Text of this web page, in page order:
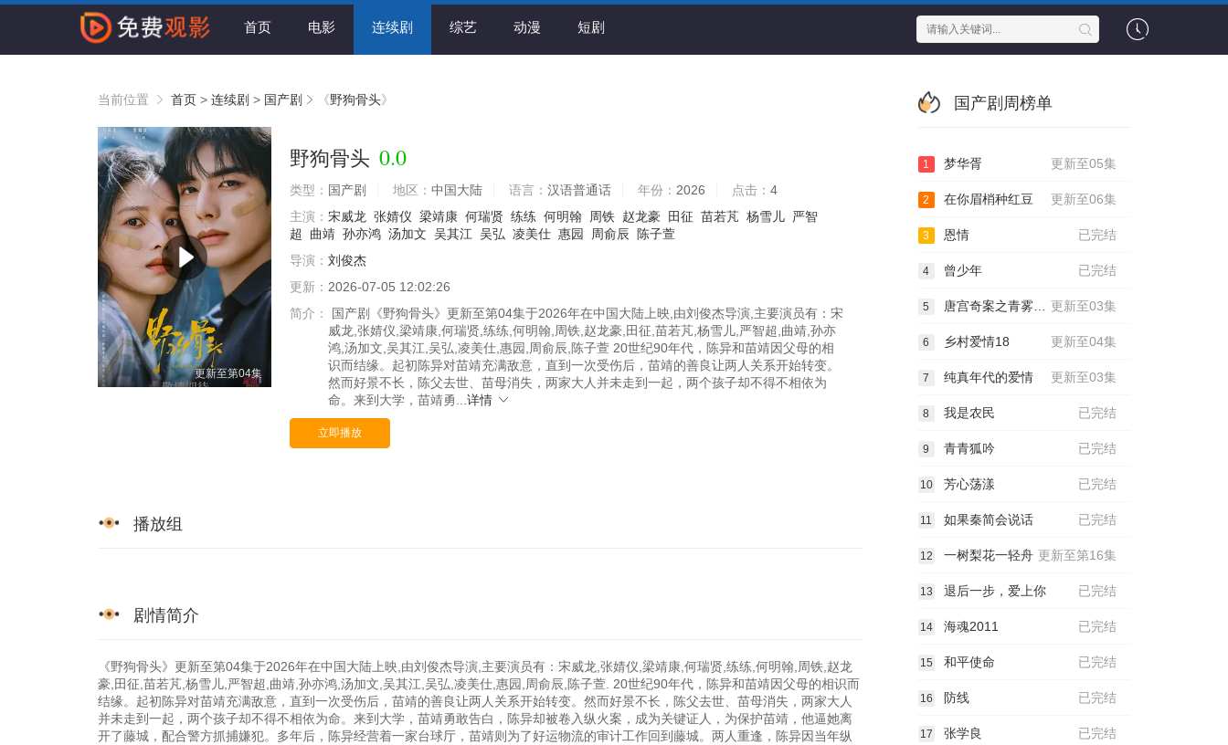
首页 电影 连续剧 综艺 动漫 短剧
当前位置 首页 > 连续剧 > 国产剧 《野狗骨头》
更新至第04集
野狗骨头 0.0
类型： 国产剧 地区： 中国大陆 语言： 汉语普通话 年份： 2026 点击： 4
主演： 宋威龙 张婧仪 梁靖康 何瑞贤 练练 何明翰 周铁 赵龙豪 田征 苗若芃 杨雪儿 严智
超
曲靖 孙亦鸿 汤加文 吴其江 吴弘 凌美仕 惠园 周俞辰
陈子萱
导演： 刘俊杰
更新： 2026-07-05 12:02:26
简介：
国产剧《野狗骨头》更新至第04集于2026年在中国大陆上映,由刘俊杰导演,主要演员有：宋
威龙,张婧仪,梁靖康,何瑞贤,练练,何明翰,周铁,赵龙豪,田征,苗若芃,杨雪儿,严智超,曲靖,孙亦
鸿,汤加文,吴其江,吴弘,凌美仕,惠园,周俞辰,陈子萱 20世纪90年代，陈异和苗靖因父母的相
识而结缘。起初陈异对苗靖充满敌意，直到一次受伤后，苗靖的善良让两人关系开始转变。
然而好景不长，陈父去世、苗母消失，两家大人并未走到一起，两个孩子却不得不相依为
命。来到大学，苗靖勇... 详情
立即播放
播放组
剧情简介
《野狗骨头》更新至第04集于2026年在中国大陆上映,由刘俊杰导演,主要演员有：宋威龙,张婧仪,梁靖康,何瑞贤,练练,何明翰,周铁,赵龙
豪,田征,苗若芃,杨雪儿,严智超,曲靖,孙亦鸿,汤加文,吴其江,吴弘,凌美仕,惠园,周俞辰,陈子萱. 20世纪90年代，陈异和苗靖因父母的相识而
结缘。起初陈异对苗靖充满敌意，直到一次受伤后，苗靖的善良让两人关系开始转变。然而好景不长，陈父去世、苗母消失，两家大人
并未走到一起，两个孩子却不得不相依为命。来到大学，苗靖勇敢告白，陈异却被卷入纵火案，成为关键证人，为保护苗靖，他逼她离
开了藤城，配合警方抓捕嫌犯。多年后，陈异经营着一家台球厅，苗靖则为了好运物流的审计工作回到藤城。两人重逢，陈异因当年纵
国产剧周榜单
更新至05集
1 梦华胥
更新至06集
2 在你眉梢种红豆
已完结
3 恩情
已完结
4 曾少年
更新至03集
5 唐宫奇案之青雾风鸣
更新至04集
6 乡村爱情18
更新至03集
7 纯真年代的爱情
已完结
8 我是农民
已完结
9 青青狐吟
已完结
10 芳心荡漾
已完结
11 如果秦简会说话
更新至第16集
12 一树梨花一轻舟
已完结
13 退后一步，爱上你
已完结
14 海魂2011
已完结
15 和平使命
已完结
16 防线
已完结
17 张学良